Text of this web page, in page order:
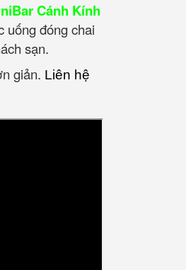
Cánh Kính
uống đóng chai
sạn.
giản. Liên hệ